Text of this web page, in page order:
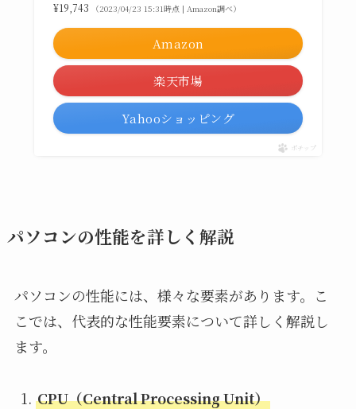
¥19,743
（2023/04/23 15:31時点 | Amazon調べ）
Amazon
楽天市場
Yahooショッピング
ポチップ
パソコンの性能を詳しく解説
パソコンの性能には、様々な要素があります。こ
こでは、代表的な性能要素について詳しく解説し
ます。
CPU（Central Processing Unit）